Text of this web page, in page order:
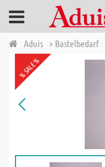
Aduis > Bastelbedarf
% SALE %